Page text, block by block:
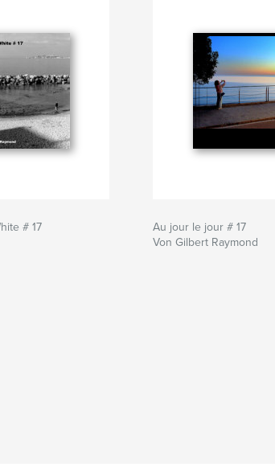
# 17
Au jour le jour # 17
Von Gilbert Raymond